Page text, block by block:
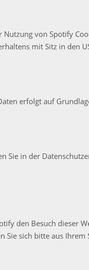
von Spotify
mit Sitz in den
erfolgt auf
Sie in der
den Besuch dieser
Sie sich bitte aus Ihrem